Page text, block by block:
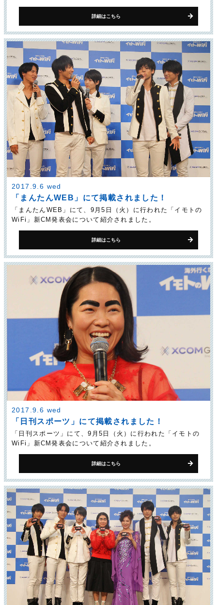
詳細はこちら
2017.9.6 wed
「まんたんWEB」にて掲載されました！
「まんたんWEB」にて、9月5日（火）に行われた「イモトの
WiFi」新CM発表会について紹介されました。
詳細はこちら
2017.9.6 wed
「日刊スポーツ」にて掲載されました！
「日刊スポーツ」にて、9月5日（火）に行われた「イモトの
WiFi」新CM発表会について紹介されました。
詳細はこちら